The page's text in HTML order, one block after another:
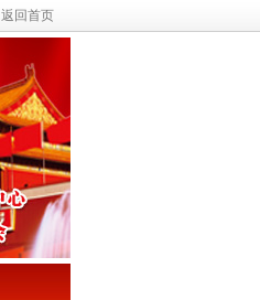
返回首页